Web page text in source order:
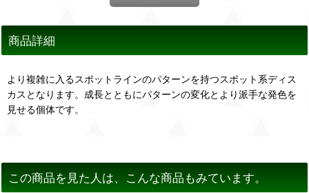
商品詳細
より複雑に入るスポットラインのパターンを持つスポット系ディス
カスとなります。成長とともにパターンの変化とより派手な発色を
見せる個体です。
この商品を見た人は、こんな商品もみています。